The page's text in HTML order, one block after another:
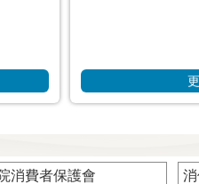
海龜的求生之旅